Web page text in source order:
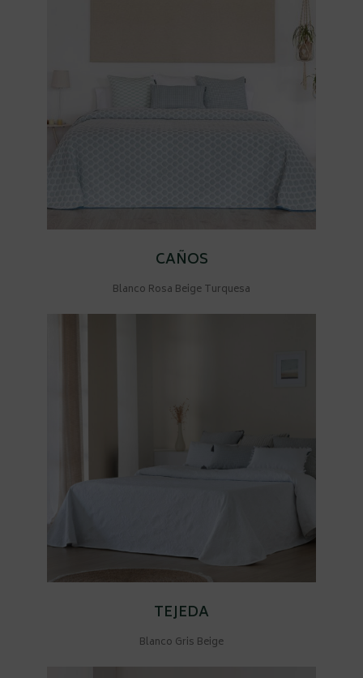
CAÑOS
Blanco Rosa Beige Turquesa
TEJEDA
Blanco Gris Beige